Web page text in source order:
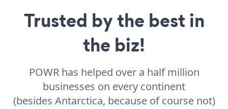
Trusted by the best in
the biz!
POWR has helped over a half million
businesses on every continent
(besides Antarctica, because of course not)